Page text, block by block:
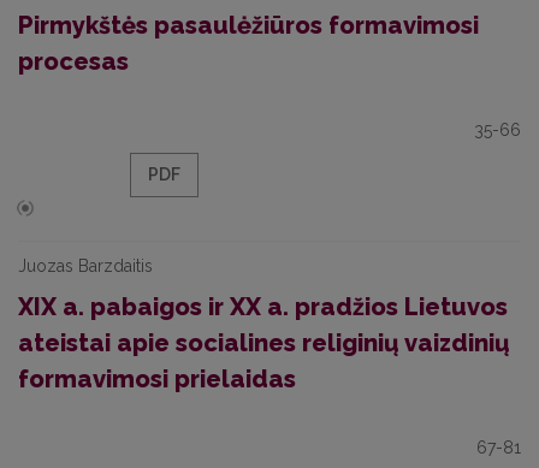
Pirmykštės pasaulėžiūros formavimosi
procesas
35-66
PDF
Juozas Barzdaitis
XIX a. pabaigos ir XX a. pradžios Lietuvos
ateistai apie socialines religinių vaizdinių
formavimosi prielaidas
67-81